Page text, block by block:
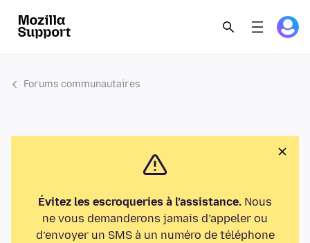
Forums communautaires
Évitez les escroqueries à l’assistance. Nous
ne vous demanderons jamais d’appeler ou
d’envoyer un SMS à un numéro de téléphone